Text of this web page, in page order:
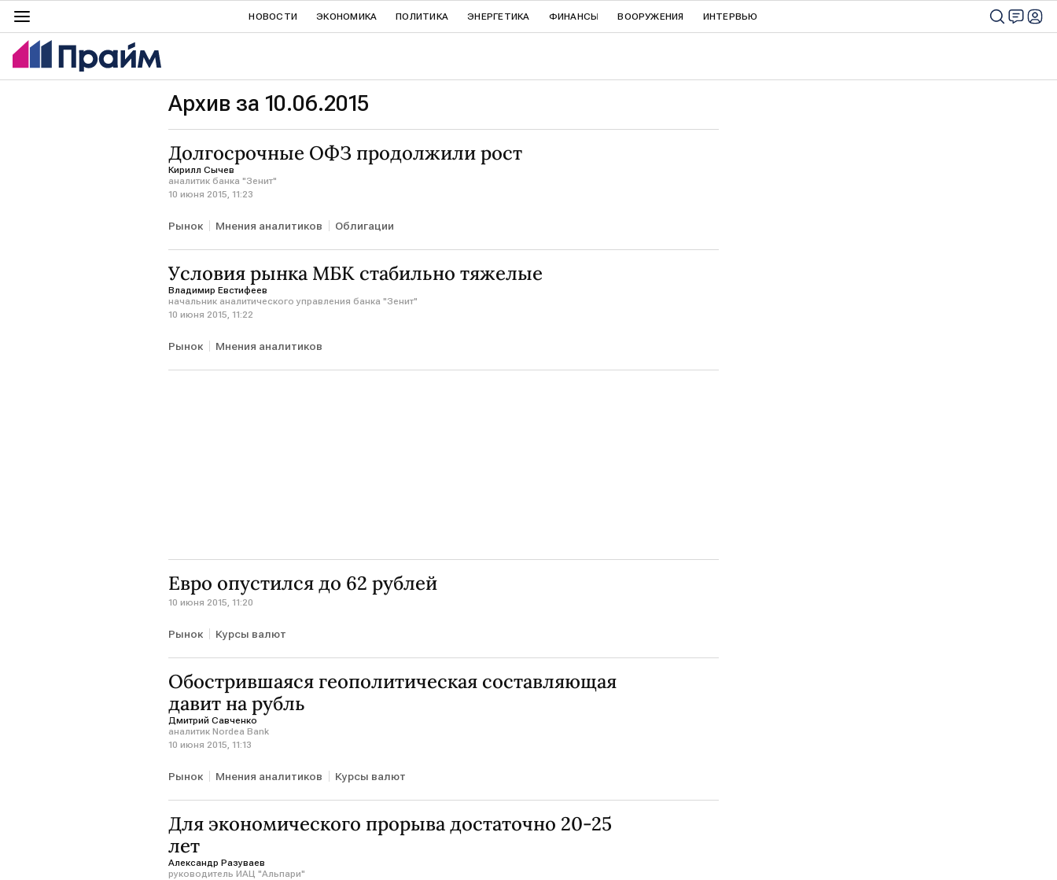
НОВОСТИ ЭКОНОМИКА ПОЛИТИКА ЭНЕРГЕТИКА ФИНАНСЫ ВООРУЖЕНИЯ ИНТЕРВЬЮ
Архив за 10.06.2015
Долгосрочные ОФЗ продолжили рост
Кирилл Сычев
аналитик банка "Зенит"
10 июня 2015, 11:23
Рынок Мнения аналитиков Облигации
Условия рынка МБК стабильно тяжелые
Владимир Евстифеев
начальник аналитического управления банка "Зенит"
10 июня 2015, 11:22
Рынок Мнения аналитиков
Евро опустился до 62 рублей
10 июня 2015, 11:20
Рынок Курсы валют
Обострившаяся геополитическая составляющая
давит на рубль
Дмитрий Савченко
аналитик Nordea Bank
10 июня 2015, 11:13
Рынок Мнения аналитиков Курсы валют
Для экономического прорыва достаточно 20-25
лет
Александр Разуваев
руководитель ИАЦ "Альпари"